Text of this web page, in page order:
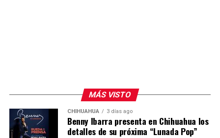
MÁS VISTO
CHIHUAHUA 3 días ago
Benny Ibarra presenta en Chihuahua los
detalles de su próxima “Lunada Pop”